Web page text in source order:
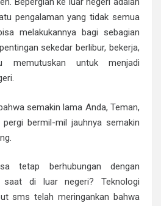
pengalaman yang tidak semua
melakukannya bagi sebagian
sekedar berlibur, bekerja,
memutuskan untuk menjadi
semakin lama Anda, Teman,
bermil-mil jauhnya semakin
tetap berhubungan dengan
di luar negeri? Teknologi
sms telah meringankan bahwa